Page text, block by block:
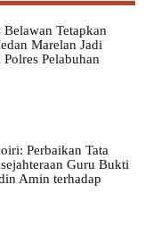
Tetapkan
Marelan Jadi
Pelabuhan
Perbaikan Tata
Guru Bukti
Amin terhadap